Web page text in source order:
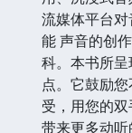
流媒体平台
能 声音的创
科。本书所
点。它鼓励
受，用您的
带来更多动